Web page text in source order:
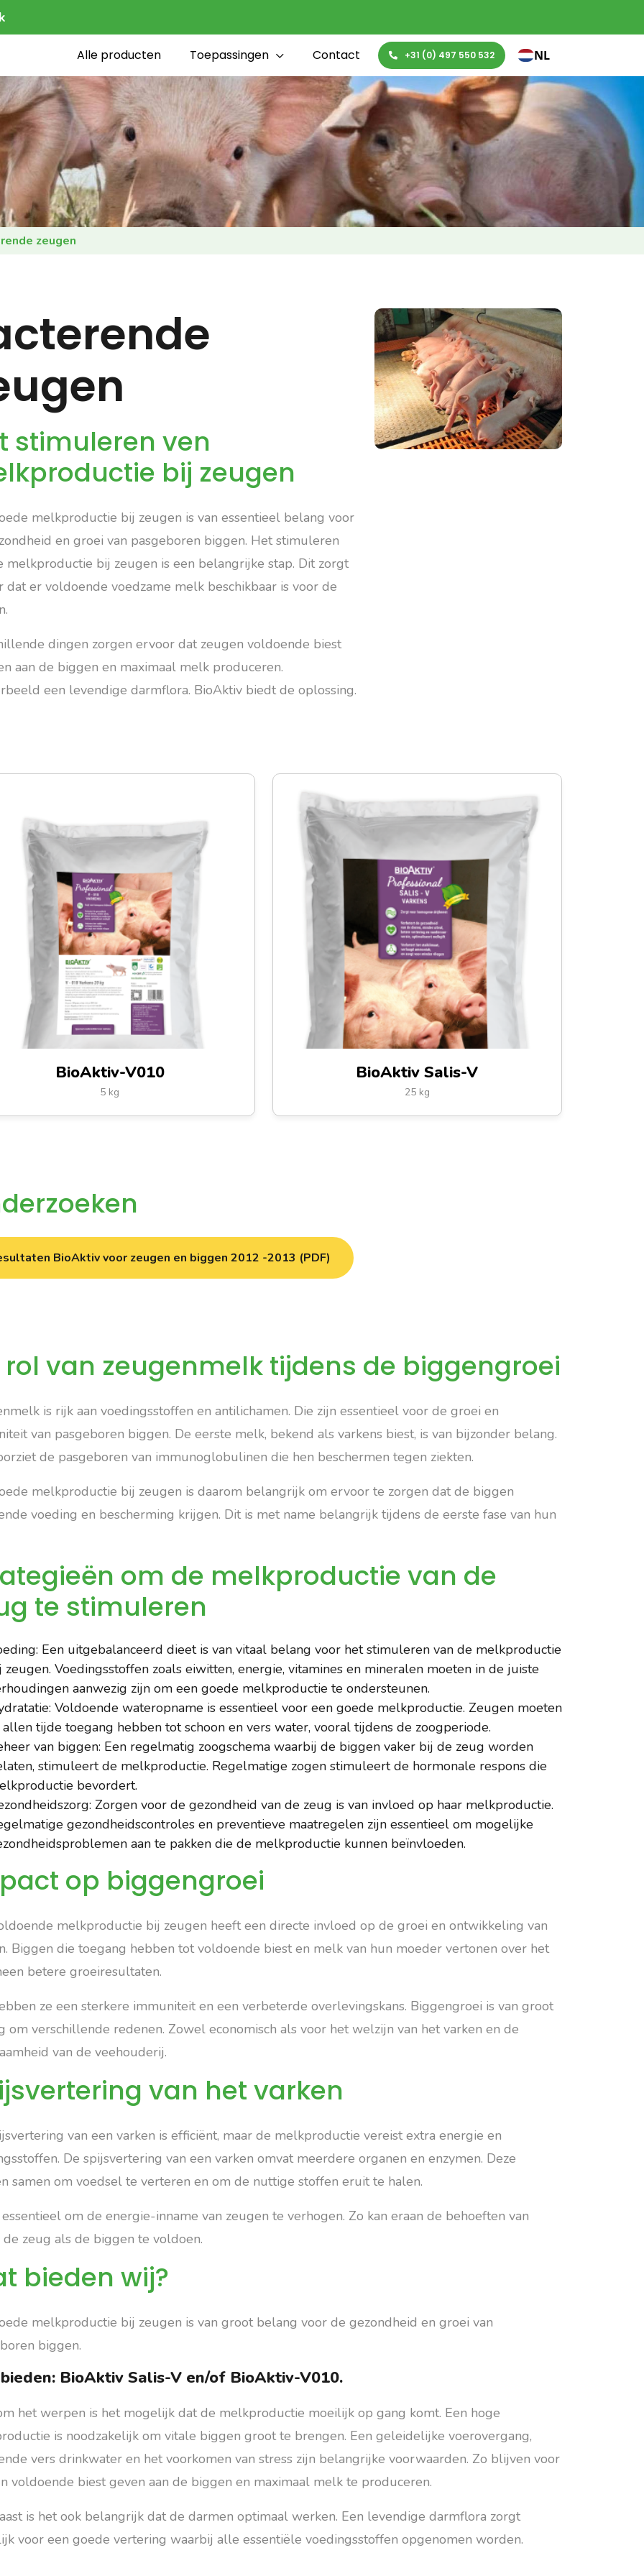
Alle producten Toepassingen Contact +31 (0) 497 550 532 NL
zeugen
stimuleren ven
bij zeugen
melkproductie bij zeugen is van essentieel belang voor
en groei van pasgeboren biggen. Het stimuleren
melkproductie bij zeugen is een belangrijke stap. Dit zorgt
dat er voldoende voedzame melk beschikbaar is voor de
dingen zorgen ervoor dat zeugen voldoende biest
aan de biggen en maximaal melk produceren.
een levendige darmflora. BioAktiv biedt de oplossing.
BioAktiv-V010
5 kg
BioAktiv Salis-V
25 kg
BioAktiv voor zeugen en biggen 2012 -2013 (PDF)
rol van zeugenmelk tijdens de biggengroei
is rijk aan voedingsstoffen en antilichamen. Die zijn essentieel voor de groei en
van pasgeboren biggen. De eerste melk, bekend als varkens biest, is van bijzonder belang.
de pasgeboren van immunoglobulinen die hen beschermen tegen ziekten.
melkproductie bij zeugen is daarom belangrijk om ervoor te zorgen dat de biggen
voeding en bescherming krijgen. Dit is met name belangrijk tijdens de eerste fase van hun
om de melkproductie van de
te stimuleren
Een uitgebalanceerd dieet is van vitaal belang voor het stimuleren van de melkproductie
zeugen. Voedingsstoffen zoals eiwitten, energie, vitamines en mineralen moeten in de juiste
aanwezig zijn om een goede melkproductie te ondersteunen.
Voldoende wateropname is essentieel voor een goede melkproductie. Zeugen moeten
tijde toegang hebben tot schoon en vers water, vooral tijdens de zoogperiode.
van biggen: Een regelmatig zoogschema waarbij de biggen vaker bij de zeug worden
stimuleert de melkproductie. Regelmatige zogen stimuleert de hormonale respons die
bevordert.
Zorgen voor de gezondheid van de zeug is van invloed op haar melkproductie.
gezondheidscontroles en preventieve maatregelen zijn essentieel om mogelijke
aan te pakken die de melkproductie kunnen beïnvloeden.
op biggengroei
melkproductie bij zeugen heeft een directe invloed op de groei en ontwikkeling van
Biggen die toegang hebben tot voldoende biest en melk van hun moeder vertonen over het
betere groeiresultaten.
ze een sterkere immuniteit en een verbeterde overlevingskans. Biggengroei is van groot
om verschillende redenen. Zowel economisch als voor het welzijn van het varken en de
van de veehouderij.
van het varken
van een varken is efficiënt, maar de melkproductie vereist extra energie en
De spijsvertering van een varken omvat meerdere organen en enzymen. Deze
samen om voedsel te verteren en om de nuttige stoffen eruit te halen.
om de energie-inname van zeugen te verhogen. Zo kan eraan de behoeften van
zeug als de biggen te voldoen.
bieden wij?
melkproductie bij zeugen is van groot belang voor de gezondheid en groei van
biggen.
BioAktiv Salis-V en/of BioAktiv-V010.
het werpen is het mogelijk dat de melkproductie moeilijk op gang komt. Een hoge
is noodzakelijk om vitale biggen groot te brengen. Een geleidelijke voerovergang,
vers drinkwater en het voorkomen van stress zijn belangrijke voorwaarden. Zo blijven voor
voldoende biest geven aan de biggen en maximaal melk te produceren.
is het ook belangrijk dat de darmen optimaal werken. Een levendige darmflora zorgt
voor een goede vertering waarbij alle essentiële voedingsstoffen opgenomen worden.